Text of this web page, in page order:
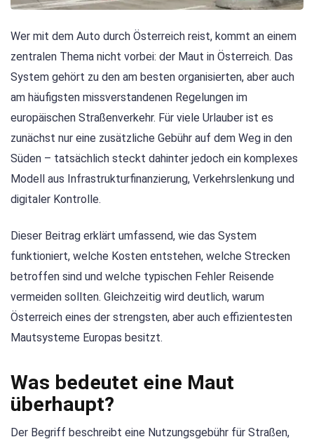
Wer mit dem Auto durch Österreich reist, kommt an einem
zentralen Thema nicht vorbei: der Maut in Österreich. Das
System gehört zu den am besten organisierten, aber auch
am häufigsten missverstandenen Regelungen im
europäischen Straßenverkehr. Für viele Urlauber ist es
zunächst nur eine zusätzliche Gebühr auf dem Weg in den
Süden – tatsächlich steckt dahinter jedoch ein komplexes
Modell aus Infrastrukturfinanzierung, Verkehrslenkung und
digitaler Kontrolle.
Dieser Beitrag erklärt umfassend, wie das System
funktioniert, welche Kosten entstehen, welche Strecken
betroffen sind und welche typischen Fehler Reisende
vermeiden sollten. Gleichzeitig wird deutlich, warum
Österreich eines der strengsten, aber auch effizientesten
Mautsysteme Europas besitzt.
Was bedeutet eine Maut
überhaupt?
Der Begriff beschreibt eine Nutzungsgebühr für Straßen,